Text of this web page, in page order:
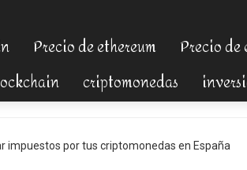
Precio de ethereum Precio de
criptomonedas
impuestos por tus criptomonedas en España